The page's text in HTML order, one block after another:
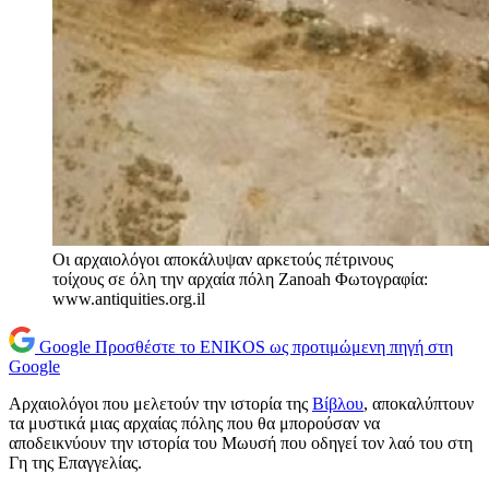
Οι αρχαιολόγοι αποκάλυψαν αρκετούς πέτρινους
τοίχους σε όλη την αρχαία πόλη Zanoah Φωτογραφία:
www.antiquities.org.il
Google Προσθέστε το ENIKOS ως προτιμώμενη πηγή στη
Google
Αρχαιολόγοι που μελετούν την ιστορία της Βίβλου, αποκαλύπτουν
τα μυστικά μιας αρχαίας πόλης που θα μπορούσαν να
αποδεικνύουν την ιστορία του Μωυσή που οδηγεί τον λαό του στη
Γη της Επαγγελίας.